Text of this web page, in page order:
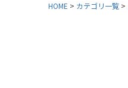
HOME カテゴリ一覧